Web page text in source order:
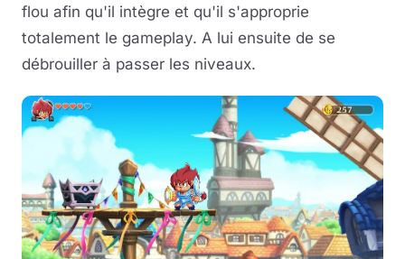
flou afin qu'il intègre et qu'il s'approprie
totalement le gameplay. A lui ensuite de se
débrouiller à passer les niveaux.